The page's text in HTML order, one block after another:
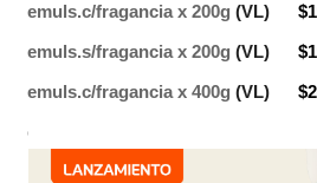
emuls.c/fragancia x 200g (VL)
emuls.s/fragancia x 200g (VL)
emuls.c/fragancia x 400g (VL)
emuls.s/fragancia x 400g